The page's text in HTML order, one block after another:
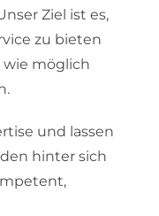
Ziel ist es,
zu bieten
wie möglich
und lassen
hinter sich